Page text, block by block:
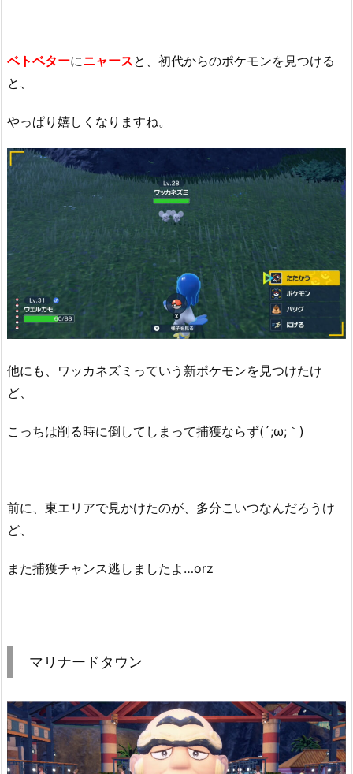
ベトベターにニャースと、初代からのポケモンを見つける
と、
やっぱり嬉しくなりますね。
他にも、ワッカネズミっていう新ポケモンを見つけたけ
ど、
こっちは削る時に倒してしまって捕獲ならず(´;ω;｀)
前に、東エリアで見かけたのが、多分こいつなんだろうけ
ど、
また捕獲チャンス逃しましたよ…orz
マリナードタウン